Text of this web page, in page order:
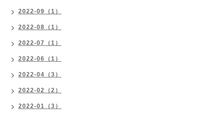
2022-09（1）
2022-08（1）
2022-07（1）
2022-06（1）
2022-04（3）
2022-02（2）
2022-01（3）